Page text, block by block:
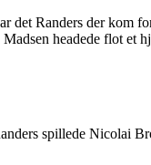
det Randers der kom
headede flot et
spillede Nicolai